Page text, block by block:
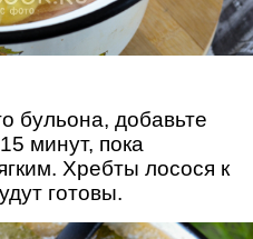
бульона, добавьте
минут, пока
Хребты лосося к
готовы.